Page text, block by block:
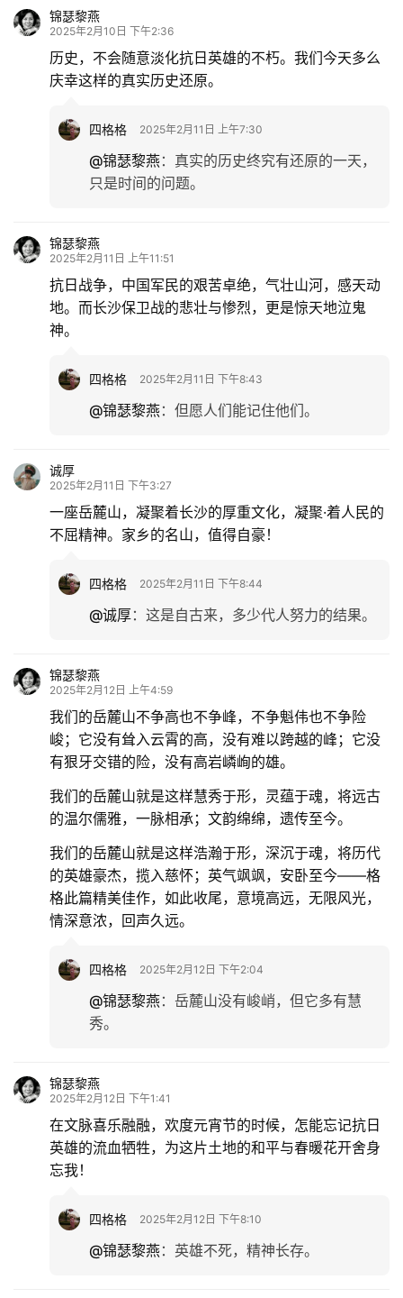
锦瑟黎燕
2025年2月10日 下午2:36
历史，不会随意淡化抗日英雄的不朽。我们今天多么
庆幸这样的真实历史还原。
四格格 2025年2月11日 上午7:30
@锦瑟黎燕： 真实的历史终究有还原的一天，
只是时间的问题。
锦瑟黎燕
2025年2月11日 上午11:51
抗日战争，中国军民的艰苦卓绝，气壮山河，感天动
地。而长沙保卫战的悲壮与惨烈，更是惊天地泣鬼
神。
四格格 2025年2月11日 下午8:43
@锦瑟黎燕： 但愿人们能记住他们。
诚厚
2025年2月11日 下午3:27
一座岳麓山，凝聚着长沙的厚重文化，凝聚·着人民的
不屈精神。家乡的名山，值得自豪！
四格格 2025年2月11日 下午8:44
@诚厚： 这是自古来，多少代人努力的结果。
锦瑟黎燕
2025年2月12日 上午4:59
我们的岳麓山不争高也不争峰，不争魁伟也不争险
峻；它没有耸入云霄的高，没有难以跨越的峰；它没
有狠牙交错的险，没有高岩嶙峋的雄。
我们的岳麓山就是这样慧秀于形，灵蕴于魂，将远古
的温尔儒雅，一脉相承；文韵绵绵，遗传至今。
我们的岳麓山就是这样浩瀚于形，深沉于魂，将历代
的英雄豪杰，揽入慈怀；英气飒飒，安卧至今——格
格此篇精美佳作，如此收尾，意境高远，无限风光，
情深意浓，回声久远。
四格格 2025年2月12日 下午2:04
@锦瑟黎燕： 岳麓山没有峻峭，但它多有慧
秀。
锦瑟黎燕
2025年2月12日 下午1:41
在文脉喜乐融融，欢度元宵节的时候，怎能忘记抗日
英雄的流血牺牲，为这片土地的和平与春暖花开舍身
忘我！
四格格 2025年2月12日 下午8:10
@锦瑟黎燕： 英雄不死，精神长存。